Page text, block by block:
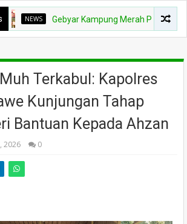
Gebyar Kampung Merah Putih Berhadiah
Terkabul: Kapolres
Kunjungan Tahap
Bantuan Kepada Ahzan
2026 0